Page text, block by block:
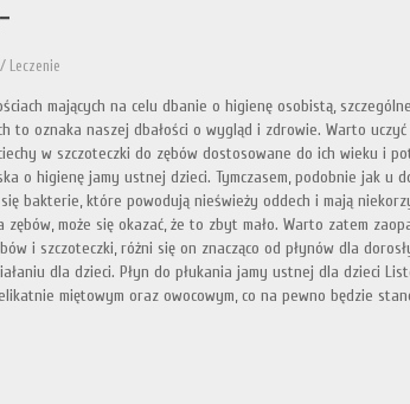
Leczenie
mających na celu dbanie o higienę osobistą,
to oznaka naszej dbałości o wygląd i zdrowie. Warto uczyć
w szczoteczki do zębów dostosowane do ich wieku i
o higienę jamy ustnej dzieci. Tymczasem, podobnie jak u
bakterie, które powodują nieświeży oddech i mają
zębów, może się okazać, że to zbyt mało. Warto zatem
i szczoteczki, różni się on znacząco od płynów dla
dla dzieci. Płyn do płukania jamy ustnej dla dzieci
miętowym oraz owocowym, co na pewno będzie